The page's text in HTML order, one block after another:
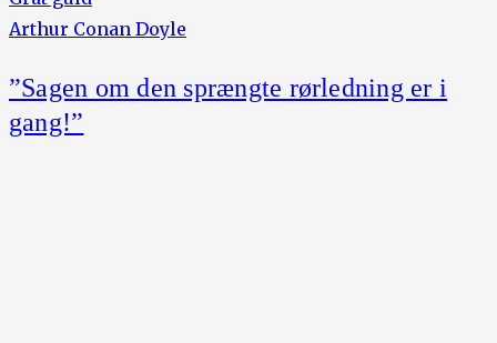
Arthur Conan Doyle
”Sagen om den sprængte rørledning er i
gang!”